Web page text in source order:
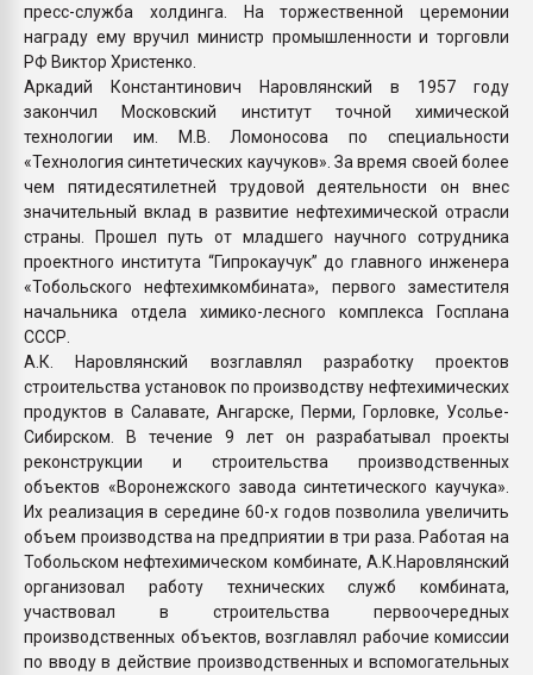
пресс-служба холдинга. На торжественной церемонии
награду ему вручил министр промышленности и торговли
РФ Виктор Христенко.
Аркадий Константинович Наровлянский в 1957 году
закончил Московский институт точной химической
технологии им. М.В. Ломоносова по специальности
«Технология синтетических каучуков». За время своей более
чем пятидесятилетней трудовой деятельности он внес
значительный вклад в развитие нефтехимической отрасли
страны. Прошел путь от младшего научного сотрудника
проектного института “Гипрокаучук” до главного инженера
«Тобольского нефтехимкомбината», первого заместителя
начальника отдела химико-лесного комплекса Госплана
СССР.
А.К. Наровлянский возглавлял разработку проектов
строительства установок по производству нефтехимических
продуктов в Салавате, Ангарске, Перми, Горловке, Усолье-
Сибирском. В течение 9 лет он разрабатывал проекты
реконструкции и строительства производственных
объектов «Воронежского завода синтетического каучука».
Их реализация в середине 60-х годов позволила увеличить
объем производства на предприятии в три раза. Работая на
Тобольском нефтехимическом комбинате, А.К.Наровлянский
организовал работу технических служб комбината,
участвовал в строительства первоочередных
производственных объектов, возглавлял рабочие комиссии
по вводу в действие производственных и вспомогательных